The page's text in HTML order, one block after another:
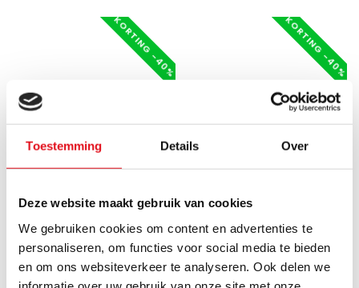
Toestemming Details Over
Deze website maakt gebruik van cookies
We gebruiken cookies om content en advertenties te
personaliseren, om functies voor social media te bieden
en om ons websiteverkeer te analyseren. Ook delen we
KORTING -40%
COMISA
Knelkoppeling 22mm x 3/4
buitendraad cylindrisch
Puntstuk
KORTING -40%
COMISA
Knelkoppeling 22mm x 3/4
binnendraad Schroefbus